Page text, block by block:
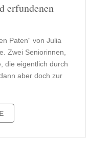
erfundenen
Paten“ von Julia
Zwei Seniorinnen,
die eigentlich durch
aber doch zur